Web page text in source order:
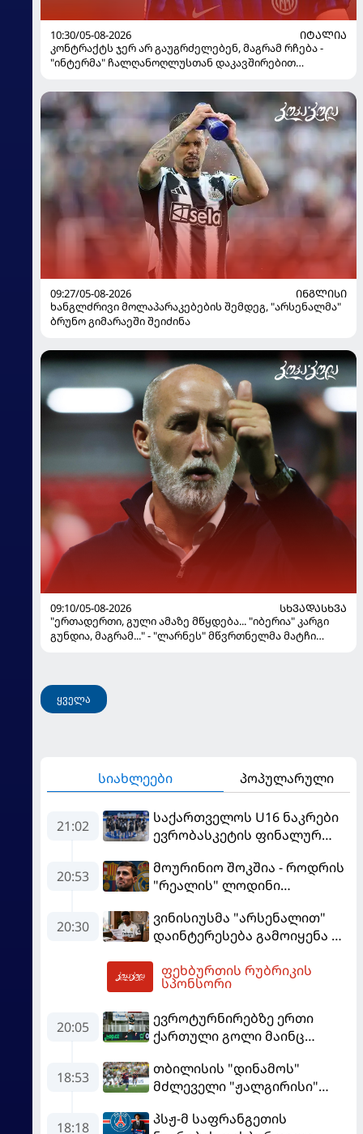
10:30/05-08-2026
ᲘᲢᲐᲚᲘᲐ
კონტრაქტს ჯერ არ გაუგრძელებენ, მაგრამ რჩება -
"ინტერმა" ჩალღანოღლუსთან დაკავშირებით
09:27/05-08-2026
ᲘᲜᲒᲚᲘᲡᲘ
ხანგლძრივი მოლაპარაკებების შემდეგ, "არსენალმა"
ბრუნო გიმარაეში შეიძინა
09:10/05-08-2026
ᲡᲮᲕᲐᲓᲐᲡᲮᲕᲐ
"ერთადერთი, გული ამაზე მწყდება... "იბერია" კარგი
გუნდია, მაგრამ..." - "ლარნეს" მწვრთნელმა მატჩი
ყველა
სიახლეები პოპულარული
21:02
საქართველოს U16 ნაკრები
ევრობასკეტის ფინალურ
ასპარეზობას იწყებს
20:53
მოურინიო შოკშია - როდრის
"რეალის" ლოდინი
"ბარსელონაში" გადადის
20:30
ვინისიუსმა "არსენალით"
დაინტერესება გამოიყენა და
მომგებიანად გააგრძელა
ფეხბურთის რუბრიკის
სპონსორი
20:05
ევროტურნირებზე ერთი
ქართული გოლი მაინც
18:53
თბილისის "დინამოს"
მძლეველი "ჟალგირისი"
განადგურდა
18:18
პსჟ-მ საფრანგეთის